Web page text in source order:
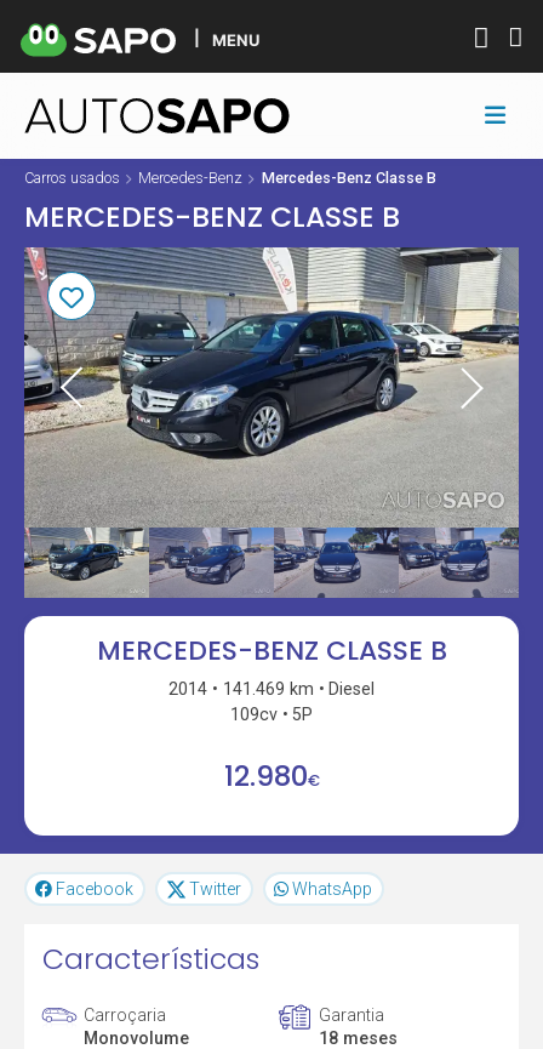
MENU
Carros usados Mercedes-Benz Mercedes-Benz Classe B
MERCEDES-BENZ CLASSE B
MERCEDES-BENZ CLASSE B
2014 141.469 km
Diesel
109cv
5P
12.980€
Facebook Twitter WhatsApp
Características
Carroçaria
Monovolume
Garantia
18 meses